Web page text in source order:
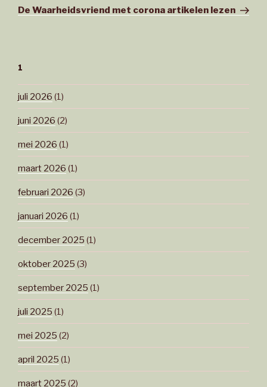
bericht
De Waarheidsvriend met corona artikelen lezen
1
juli 2026 (1)
juni 2026 (2)
mei 2026 (1)
maart 2026 (1)
februari 2026 (3)
januari 2026 (1)
december 2025 (1)
oktober 2025 (3)
september 2025 (1)
juli 2025 (1)
mei 2025 (2)
april 2025 (1)
maart 2025 (2)